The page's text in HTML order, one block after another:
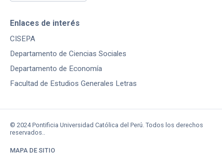
Enlaces de interés
CISEPA
Departamento de Ciencias Sociales
Departamento de Economía
Facultad de Estudios Generales Letras
© 2024 Pontificia Universidad Católica del Perú. Todos los derechos
reservados..
MAPA DE SITIO